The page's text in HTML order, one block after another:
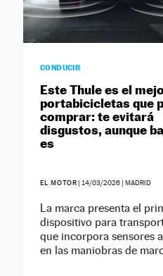
CONDUCIR
Este Thule es el
portabicicletas que
comprar: te evitará
disgustos, aunque
es
EL MOTOR | 14/03/2026 | MADRID
La marca presenta el
dispositivo para
que incorpora sensores
en las maniobras de